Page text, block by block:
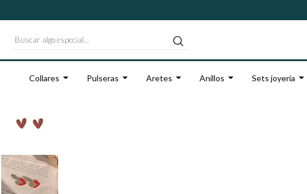
Collares Pulseras Aretes Anillos Sets joyería